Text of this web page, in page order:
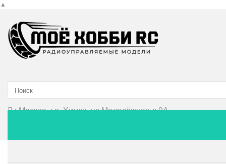
▲
г.Москва, г.о. Химки, ул.Молодёжная д.9А